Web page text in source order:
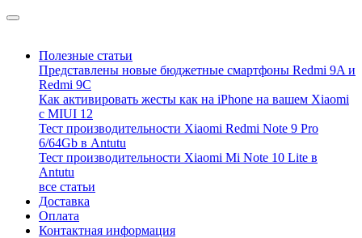
Полезные статьи
Представлены новые бюджетные смартфоны Redmi 9A и
Redmi 9C
Как активировать жесты как на iPhone на вашем Xiaomi
с MIUI 12
Тест производительности Xiaomi Redmi Note 9 Pro
6/64Gb в Antutu
Тест производительности Xiaomi Mi Note 10 Lite в
Antutu
все статьи
Доставка
Оплата
Контактная информация